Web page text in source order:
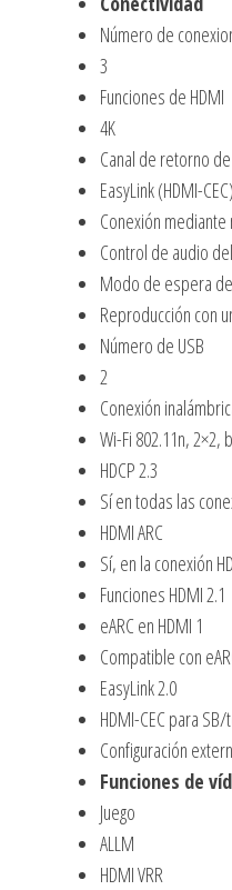
Número de
3
Funciones de HDMI
4K
Canal de retorno
EasyLink (HDMI-CEC)
Conexión
Control de audio
Modo de espera
Reproducción con
Número de USB
2
Conexión
Wi-Fi 802.11n, 2×2,
HDCP 2.3
Sí en todas las
HDMI ARC
Sí, en la conexión
Funciones HDMI 2.1
eARC en HDMI 1
Compatible con
EasyLink 2.0
HDMI-CEC para
Configuración
Funciones de
Juego
ALLM
HDMI VRR